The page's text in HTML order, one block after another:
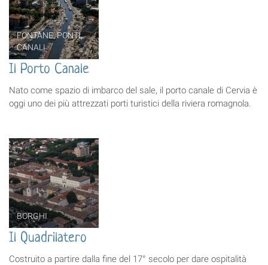
FONTANE, PONTI,
CANALI
Il Porto Canale
Nato come spazio di imbarco del sale, il porto canale di Cervia è
oggi uno dei più attrezzati porti turistici della riviera romagnola.
BORGHI
Il Quadrilatero
Costruito a partire dalla fine del 17° secolo per dare ospitalità